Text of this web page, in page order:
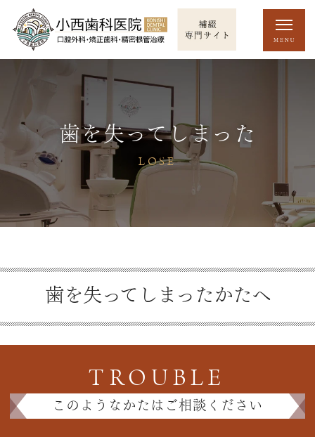
歯を失ってしまった
LOSE
歯を失ってしまったかたへ
TROUBLE
このようなかたはご相談ください